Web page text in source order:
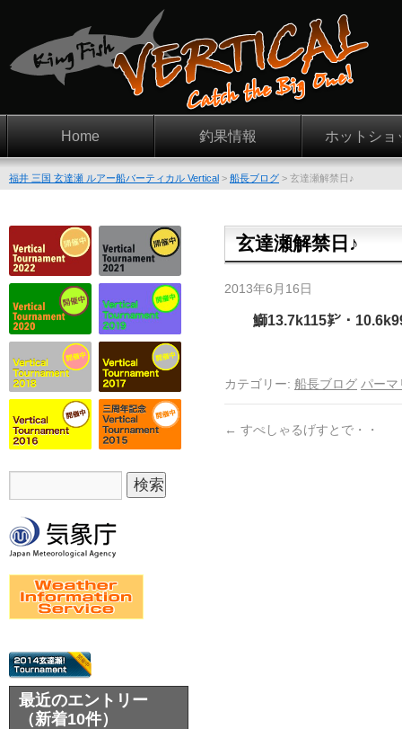
Home 釣果情報 ホットショ
福井 三国 玄達瀬 ルアー船バーティカル Vertical > 船長ブログ > 玄達瀬解禁日♪
玄達瀬解禁日♪
2013年6月16日
鰤13.7k115㌢・
カテゴリー: 船長ブログ パーマ
← すぺしゃるげすとで・・
最近のエントリー
（新着10件）